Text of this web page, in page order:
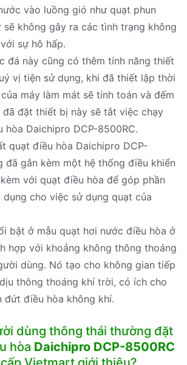
vào luồng gió như quạt phun
sẽ không gây ra các tình trạng không
sự hô hấp.
đá này cũng có thêm tính năng thiết
vị tiện sử dụng, khi đã thiết lập thời
máy làm mát sẽ tính toán và đếm
đã đặt thiết bị này sẽ tắt việc chạy
hòa Daichipro DCP-8500RC.
quạt điều hòa Daichipro DCP-
đã gắn kèm một hệ thống điều khiển
với quạt điều hòa để góp phần
cho việc sử dụng quạt của
bật ở mẫu quạt hơi nước điều hòa ở
hợp với khoảng không thông thoáng
dùng. Nó tạo cho không gian tiếp
thông thoáng khí trời, có ích cho
đứt điều hòa không khí.
dùng thông thái thường đặt
hòa Daichipro DCP-8500RC